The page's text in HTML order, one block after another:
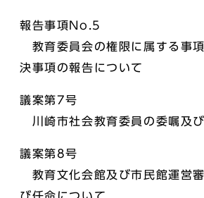
報告事項No.5
教育委員会の権限に属する事
決事項の報告について
議案第7号
川崎市社会教育委員の委嘱及
議案第8号
教育文化会館及び市民館運営